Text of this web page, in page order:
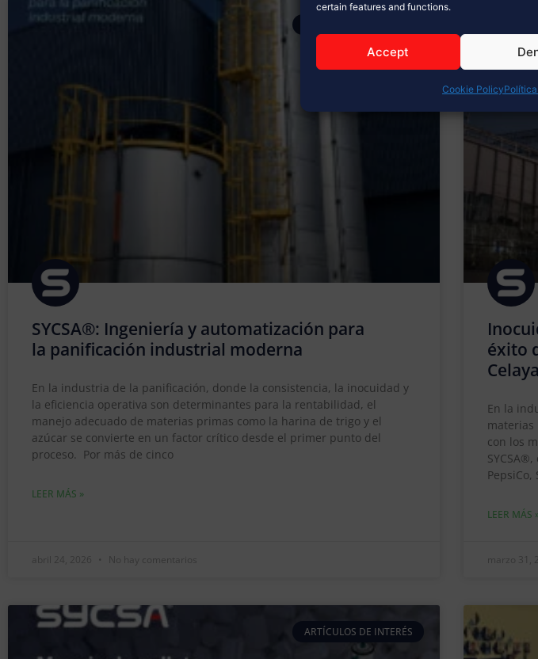
certain features and functions.
Accept
Cookie Policy
SYCSA®: Ingeniería y automatización para
la panificación industrial moderna
En la industria de la panificación, donde la consistencia, la inocuidad y
la eficiencia operativa son determinantes para la rentabilidad, el
manejo adecuado de materias primas como la harina de trigo y el
azúcar se convierte en un factor crítico desde el primer punto del
proceso. Por más de cinco
LEER MÁS »
abril 24, 2026 No hay comentarios
éxito
Celaya
En la
materias
con los
LEER MÁS
marzo 31,
ARTÍCULOS DE INTERÉS